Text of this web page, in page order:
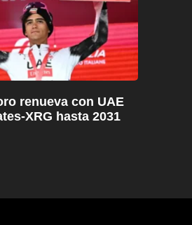
renueva con UAE
XRG hasta 2031